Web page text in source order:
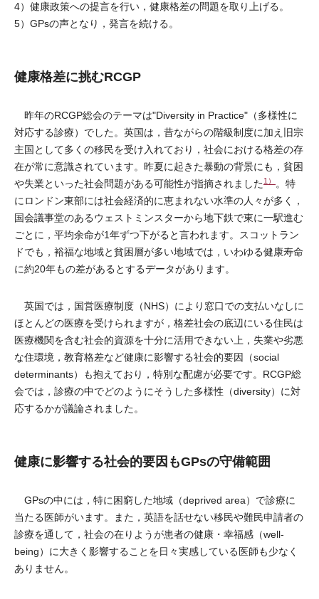
4）健康政策への提言を行い，健康格差の問題を取り上げる。
5）GPsの声となり，発言を続ける。
健康格差に挑むRCGP
昨年のRCGP総会のテーマは"Diversity in Practice"（多様性に
対応する診療）でした。英国は，昔ながらの階級制度に加え旧宗
主国として多くの移民を受け入れており，社会における格差の存
在が常に意識されています。昨夏に起きた暴動の背景にも，貧困
や失業といった社会問題がある可能性が指摘されました1）
。特
にロンドン東部には社会経済的に恵まれない水準の人々が多く，
国会議事堂のあるウェストミンスターから地下鉄で東に一駅進む
ごとに，平均余命が1年ずつ下がると言われます。スコットラン
ドでも，裕福な地域と貧困層が多い地域では，いわゆる健康寿命
に約20年もの差があるとするデータがあります。
英国では，国営医療制度（NHS）により窓口での支払いなしに
ほとんどの医療を受けられますが，格差社会の底辺にいる住民は
医療機関を含む社会的資源を十分に活用できない上，失業や劣悪
な住環境，教育格差など健康に影響する社会的要因（social
determinants）も抱えており，特別な配慮が必要です。RCGP総
会では，診療の中でどのようにそうした多様性（diversity）に対
応するかが議論されました。
健康に影響する社会的要因もGPsの守備範囲
GPsの中には，特に困窮した地域（deprived area）で診療に
当たる医師がいます。また，英語を話せない移民や難民申請者の
診療を通して，社会の在りようが患者の健康・幸福感（well-
being）に大きく影響することを日々実感している医師も少なく
ありません。